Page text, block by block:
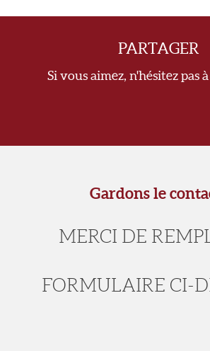
PARTAGER
Si vous aimez, n'hésitez pas
Gardons le
MERCI DE
FORMULAIRE CI-